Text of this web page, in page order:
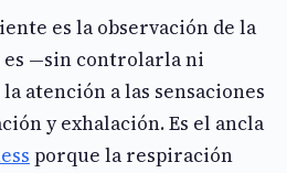
es la observación de la
—sin controlarla ni
atención a las sensaciones
y exhalación. Es el ancla
porque la respiración